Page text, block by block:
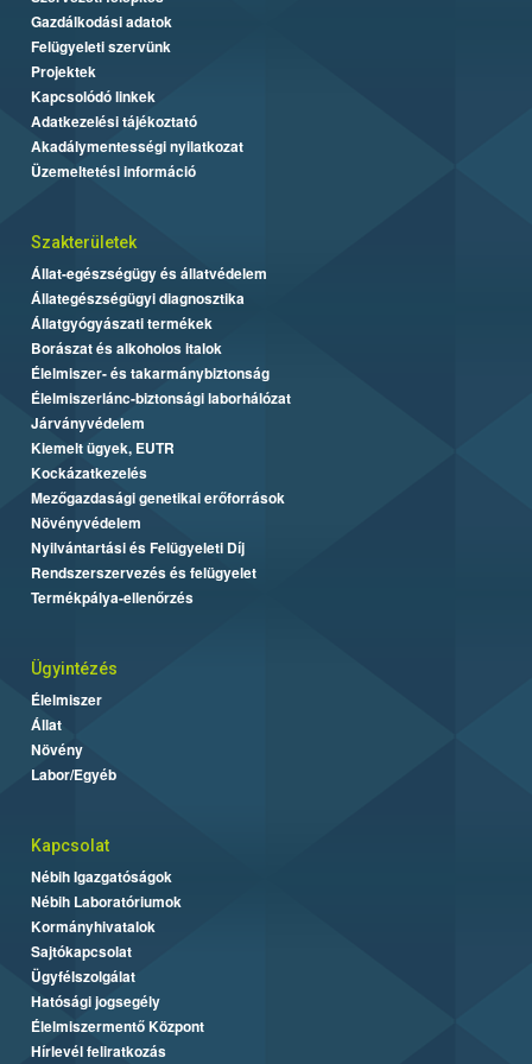
Gazdálkodási adatok
Felügyeleti szervünk
Projektek
Kapcsolódó linkek
Adatkezelési tájékoztató
Akadálymentességi nyilatkozat
Üzemeltetési információ
Szakterületek
Állat-egészségügy és állatvédelem
Állategészségügyi diagnosztika
Állatgyógyászati termékek
Borászat és alkoholos italok
Élelmiszer- és takarmánybiztonság
Élelmiszerlánc-biztonsági laborhálózat
Járványvédelem
Kiemelt ügyek, EUTR
Kockázatkezelés
Mezőgazdasági genetikai erőforrások
Növényvédelem
Nyilvántartási és Felügyeleti Díj
Rendszerszervezés és felügyelet
Termékpálya-ellenőrzés
Ügyintézés
Élelmiszer
Állat
Növény
Labor/Egyéb
Kapcsolat
Nébih Igazgatóságok
Nébih Laboratóriumok
Kormányhivatalok
Sajtókapcsolat
Ügyfélszolgálat
Hatósági jogsegély
Élelmiszermentő Központ
Hírlevél feliratkozás